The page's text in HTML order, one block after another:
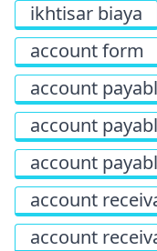
ikhtisar biaya
account form
account
account
account
account
account